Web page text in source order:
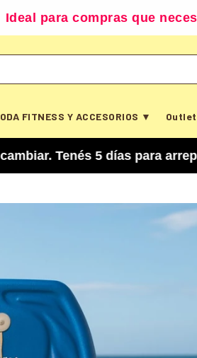
Ideal para compras que
FITNESS Y ACCESORIOS ▼
5 días para